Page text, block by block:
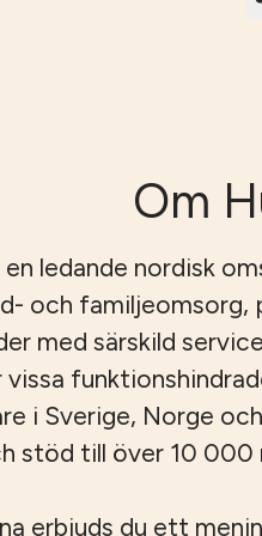
Om
en ledande nordisk
och familjeomsorg,
med särskild
i Sverige, Norge
stöd till över 10 000
erbjuds du ett